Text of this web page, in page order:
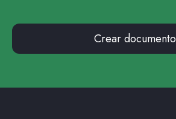
Crear documento